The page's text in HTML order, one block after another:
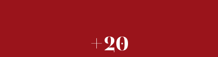
+20